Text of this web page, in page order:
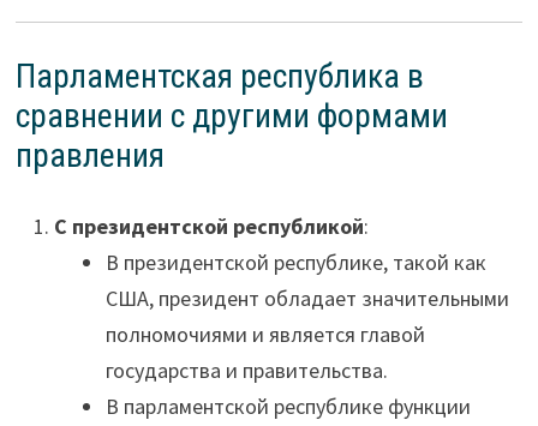
Парламентская республика в
сравнении с другими формами
правления
С президентской республикой:
В президентской республике, такой как
США, президент обладает значительными
полномочиями и является главой
государства и правительства.
В парламентской республике функции